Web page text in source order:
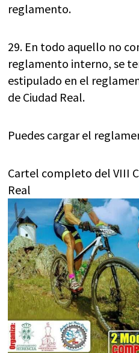
reglamento.
29. En todo aquello no
reglamento interno, se
estipulado en el
de Ciudad Real.
Puedes cargar el
Cartel completo del VIII
Real